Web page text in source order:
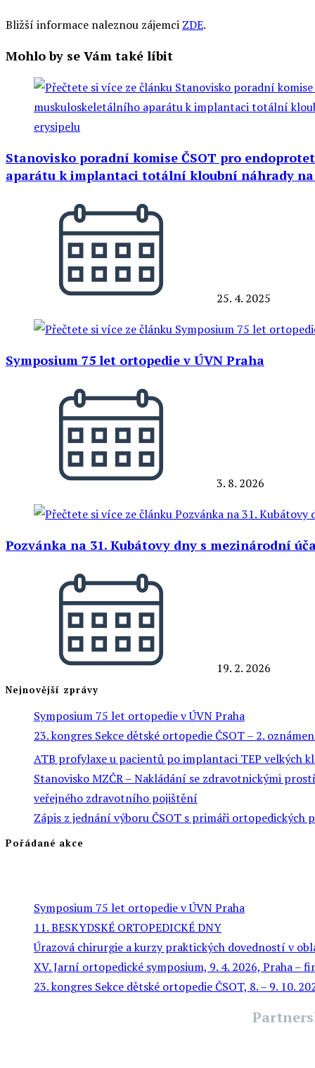
Bližší informace naleznou zájemci ZDE.
Mohlo by se Vám také líbit
Stanovisko poradní komise ČSOT pro
aparátu k implantaci totální kloubní náhrady
25. 4. 2025
Symposium 75 let ortopedie v ÚVN Praha
3. 8. 2026
Pozvánka na 31. Kubátovy dny s mezinárodní
19. 2. 2026
Nejnovější zprávy
Symposium 75 let ortopedie v ÚVN Praha
23. kongres Sekce dětské ortopedie ČSOT – 2.
ATB profylaxe u pacientů po implantaci TEP velkých
Stanovisko MZČR – Nakládání se zdravotnickými
veřejného zdravotního pojištění
Zápis z jednání výboru ČSOT s primáři ortopedických
Pořádané akce
Symposium 75 let ortopedie v ÚVN Praha
11. BESKYDSKÉ ORTOPEDICKÉ DNY
Úrazová chirurgie a kurzy praktických dovedností v
XV. Jarní ortopedické symposium, 9. 4. 2026, Praha –
23. kongres Sekce dětské ortopedie ČSOT, 8. – 9. 10.